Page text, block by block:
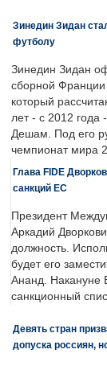
Зинедин Зидан
футболу
Зинедин Зидан
сборной Франции
который
лет - с 2012 года
Дешам. Под его
чемпионат мира
Глава FIDE
санкций ЕС
Президент
Аркадий
должность.
будет его
Ананд. Накануне
санкционный
Девять стран
допуска россиян,